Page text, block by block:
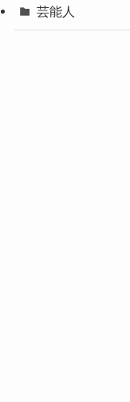
芸能人